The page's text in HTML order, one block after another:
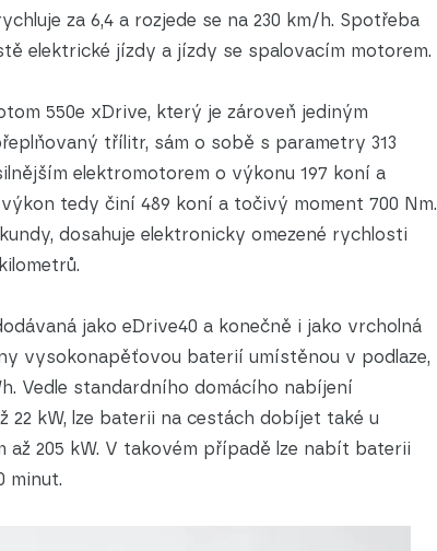
za 6,4 a rozjede se na 230 km/h. Spotřeba
elektrické jízdy a jízdy se spalovacím motorem.
550e xDrive, který je zároveň jediným
třílitr, sám o sobě s parametry 313
elektromotorem o výkonu 197 koní a
tedy činí 489 koní a točivý moment 700 Nm.
dosahuje elektronicky omezené rychlosti
jako eDrive40 a konečně i jako vrcholná
vysokonapěťovou baterií umístěnou v podlaze,
Vedle standardního domácího nabíjení
22 kW, lze baterii na cestách dobíjet také u
205 kW. V takovém případě lze nabít baterii
minut.